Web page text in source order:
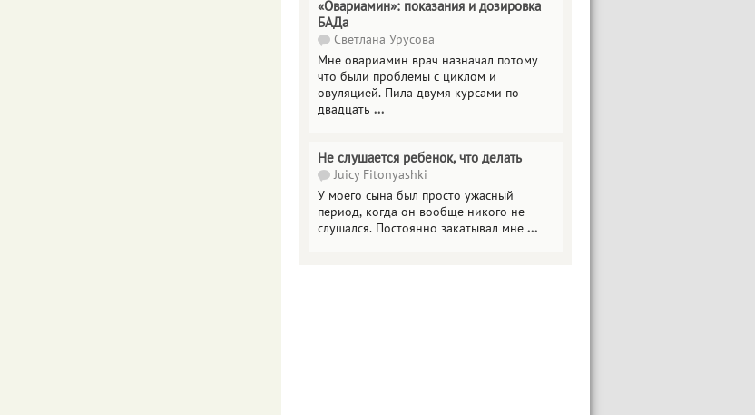
«Овариамин»: показания и дозировка
БАДа
Светлана Урусова
Мне овариамин врач назначал потому
что были проблемы с циклом и
овуляцией. Пила двумя курсами по
двадцать ...
Не слушается ребенок, что делать
Juicy Fitonyashki
У моего сына был просто ужасный
период, когда он вообще никого не
слушался. Постоянно закатывал мне ...